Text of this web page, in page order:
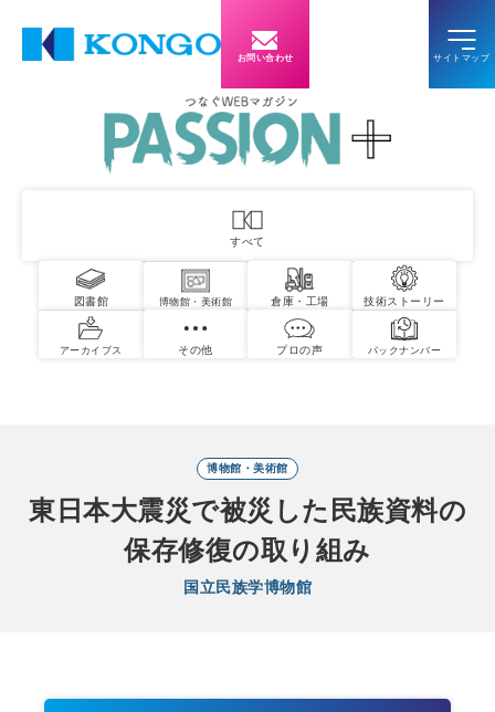
お問い合わせ
すべて
図書館 博物館・美術館 倉庫・工場 技術ストーリー
アーカイブス その他 プロの声 バックナンバー
博物館・美術館
東日本大震災で被災した民族資料の
保存修復の取り組み
国立民族学博物館